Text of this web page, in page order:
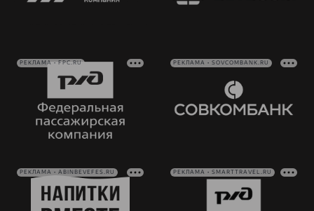
РЕКЛАМА • FPC.RU РЕКЛАМА • SOVCOMBANK.RU
РЕКЛАМА • ABINBEVEFES.RU РЕКЛАМА • SMARTTRAVEL.RU